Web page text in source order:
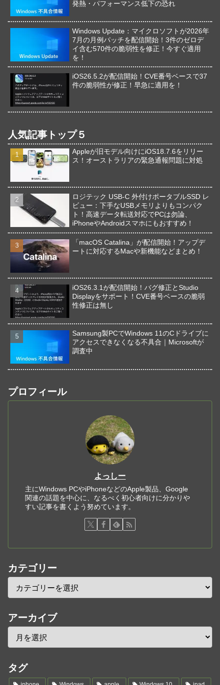
発熱・パフォーマンス低下の恐れ
Windows Update：マイクロソフトが2026年
7月の月例パッチを配信開始！3件のゼロデ
イ含む570件の脆弱性を修正！今すぐ適用
を！
iOS26.5.2が配信開始！CVE番号ベースで37
件の脆弱性が修正！早急に適用を！
人気記事トップ５
Appleが旧モデル向けにiOS18.7.6をリリー
ス！オーストラリアの緊急通報問題に対処
ロジテック USB-C 外付けポータブルSSD レ
ビュー：下手なUSBメモリよりもコンパク
ト！高速データ転送対応でPCは勿論、
iPhoneやAndroidスマホにもおすすめ！
「macOS Catalina」が配信開始！アップデ
ートに対応するMacや新機能などまとめ！
iOS26.3.1が配信開始！バグ修正とStudio
Displayをサポート！CVE番号ベースの脆弱
性修正は無し
Samsung製PCでWindows 11のCドライブに
アクセスできなくなる不具合｜Microsoftが
調査中
プロフィール
よっしー
主にWindows PCやiPhoneなどのApple製品、Google
関連の話題を中心に、なるべく初心者向けに分かりや
すい記事を書くよう努めています。
カテゴリー
アーカイブ
タグ